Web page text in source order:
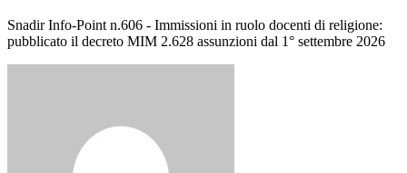
Snadir Info-Point n.606 - Immissioni in ruolo docenti di religione:
pubblicato il decreto MIM 2.628 assunzioni dal 1° settembre 2026